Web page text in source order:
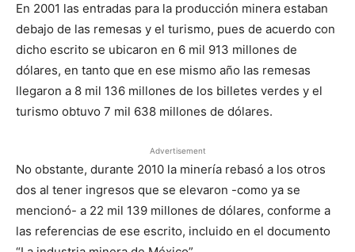
En 2001 las entradas para la producción minera estaban
debajo de las remesas y el turismo, pues de acuerdo con
dicho escrito se ubicaron en 6 mil 913 millones de
dólares, en tanto que en ese mismo año las remesas
llegaron a 8 mil 136 millones de los billetes verdes y el
turismo obtuvo 7 mil 638 millones de dólares.
Advertisement
No obstante, durante 2010 la minería rebasó a los otros
dos al tener ingresos que se elevaron -como ya se
mencionó- a 22 mil 139 millones de dólares, conforme a
las referencias de ese escrito, incluido en el documento